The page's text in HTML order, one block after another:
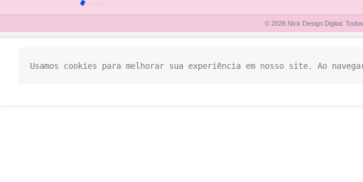
© 2026 Nick Design Digital.
Usamos cookies para melhorar sua experiência em nosso site. Ao